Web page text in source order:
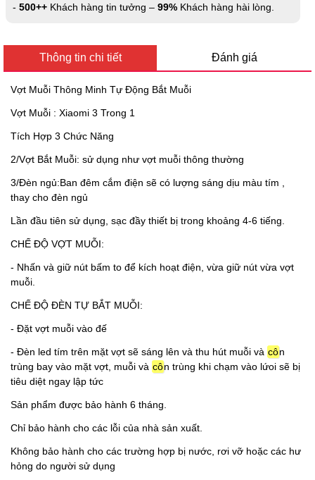
- 500++ Khách hàng tin tưởng – 99% Khách hàng hài lòng.
Thông tin chi tiết Đánh giá
Vợt Muỗi Thông Minh Tự Động Bắt Muỗi
Vợt Muỗi : Xiaomi 3 Trong 1
Tích Hợp 3 Chức Năng
2/Vợt Bắt Muỗi: sử dụng như vợt muỗi thông thường
3/Đèn ngủ:Ban đêm cắm điện sẽ có lượng sáng dịu màu tím ,
thay cho đèn ngủ
Lần đầu tiên sử dụng, sạc đầy thiết bị trong khoảng 4-6 tiếng.
CHẾ ĐỘ VỢT MUỖI:
- Nhấn và giữ nút bấm to để kích hoạt điện, vừa giữ nút vừa vợt
muỗi.
CHẾ ĐỘ ĐÈN TỰ BẮT MUỖI:
- Đặt vợt muỗi vào đế
- Đèn led tím trên mặt vợt sẽ sáng lên và thu hút muỗi và côn
trùng bay vào mặt vợt, muỗi và côn trùng khi chạm vào lứoi sẽ bị
tiêu diệt ngay lập tức
Sản phẩm được bảo hành 6 tháng.
Chỉ bảo hành cho các lỗi của nhà sản xuất.
Không bảo hành cho các trường hợp bị nước, rơi vỡ hoặc các hư
hỏng do người sử dụng